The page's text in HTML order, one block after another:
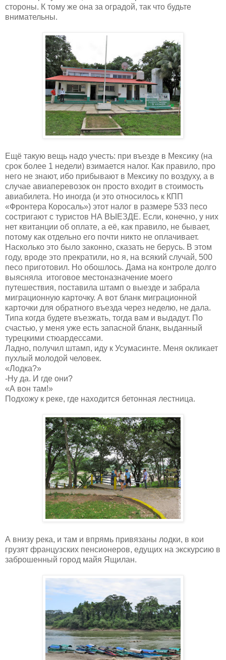
стороны. К тому же она за оградой, так что будьте
внимательны.
Ещё такую вещь надо учесть: при въезде в Мексику (на
срок более 1 недели) взимается налог. Как правило, про
него не знают, ибо прибывают в Мексику по воздуху, а в
случае авиаперевозок он просто входит в стоимость
авиабилета. Но иногда (и это относилось к КПП
«Фронтера Коросаль») этот налог в размере 533 песо
состригают с туристов НА ВЫЕЗДЕ. Если, конечно, у них
нет квитанции об оплате, а её, как правило, не бывает,
потому как отдельно его почти никто не оплачивает.
Насколько это было законно, сказать не берусь. В этом
году, вроде это прекратили, но я, на всякий случай, 500
песо приготовил. Но обошлось. Дама на контроле долго
выясняла итоговое местоназначение моего
путешествия, поставила штамп о выезде и забрала
миграционную карточку. А вот бланк миграционной
карточки для обратного въезда через неделю, не дала.
Типа когда будете въезжать, тогда вам и выдадут. По
счастью, у меня уже есть запасной бланк, выданный
турецкими стюардессами.
Ладно, получил штамп, иду к Усумасинте. Меня окликает
пухлый молодой человек.
«Лодка?»
-Ну да. И где они?
«А вон там!»
Подхожу к реке, где находится бетонная лестница.
А внизу река, и там и впрямь привязаны лодки, в кои
грузят французских пенсионеров, едущих на экскурсию в
заброшенный город майя Ящилан.